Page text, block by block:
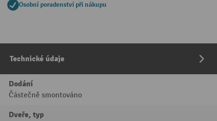
Osobní poradenství při nákupu
Technické údaje
Dodání
Částečně smontováno
Dveře, typ